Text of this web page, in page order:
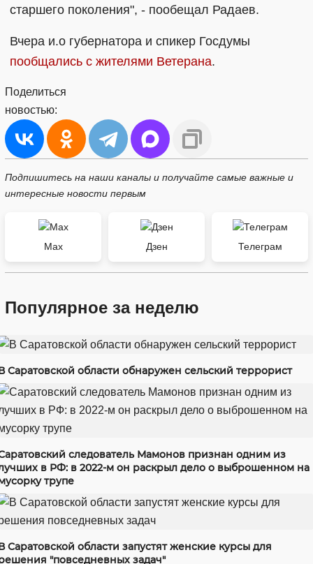
старшего поколения", - пообещал Радаев.
Вчера и.о губернатора и спикер Госдумы
пообщались с жителями Ветерана.
Поделиться
новостью:
Подпишитесь на наши каналы и получайте самые важные и
интересные новости первым
Max Дзен Телеграм
Популярное за неделю
Саратовской области обнаружен сельский террорист
следователь Мамонов признан одним из
в РФ: в 2022-м он раскрыл дело о выброшенном на
трупе
Саратовской области запустят женские курсы для
"повседневных задач"